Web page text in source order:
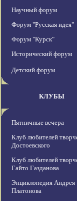
Научный форум
Форум "Русская идея"
Форум "Курск"
Исторический форум
Детский форум
КЛУБЫ
Пятничные вечера
Клуб любителей
Достоевского
Клуб любителей
Гайто Газданова
Энциклопедия Андрея
Платонова